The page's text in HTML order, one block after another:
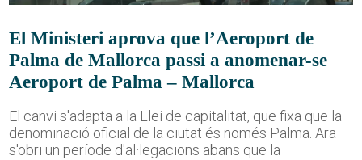
El Ministeri aprova que l’Aeroport de
Palma de Mallorca passi a anomenar-se
Aeroport de Palma – Mallorca
El canvi s'adapta a la Llei de capitalitat, que fixa que la
denominació oficial de la ciutat és només Palma. Ara
s'obri un període d'al·legacions abans que la